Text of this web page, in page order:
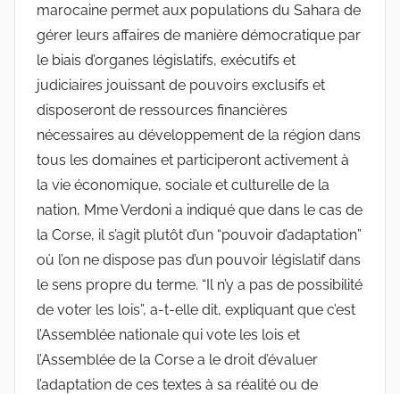
marocaine permet aux populations du Sahara de
gérer leurs affaires de manière démocratique par
le biais d’organes législatifs, exécutifs et
judiciaires jouissant de pouvoirs exclusifs et
disposeront de ressources financières
nécessaires au développement de la région dans
tous les domaines et participeront activement à
la vie économique, sociale et culturelle de la
nation, Mme Verdoni a indiqué que dans le cas de
la Corse, il s’agit plutôt d’un “pouvoir d’adaptation”
où l’on ne dispose pas d’un pouvoir législatif dans
le sens propre du terme. “Il n’y a pas de possibilité
de voter les lois”, a-t-elle dit, expliquant que c’est
l’Assemblée nationale qui vote les lois et
l’Assemblée de la Corse a le droit d’évaluer
l’adaptation de ces textes à sa réalité ou de